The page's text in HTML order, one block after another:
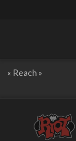
« Reach »